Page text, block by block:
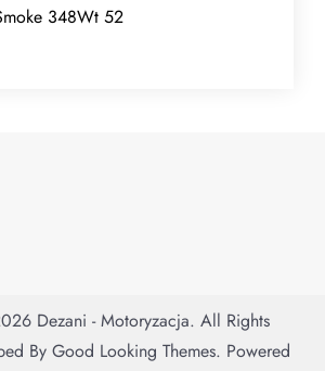
348Wt 52
Dezani - Motoryzacja. All Rights
By Good Looking Themes. Powered